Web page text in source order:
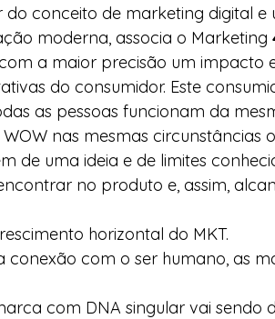
do conceito de marketing digital
moderna, associa o Marketing
a maior precisão um impacto
do consumidor. Este
as pessoas funcionam da
nas mesmas circunstâncias
de uma ideia e de limites
no produto e, assim,
horizontal do MKT.
conexão com o ser humano, as
com DNA singular vai sendo